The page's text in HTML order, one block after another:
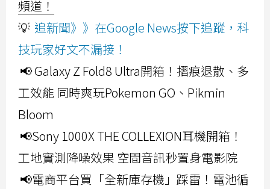
頻道！
💡 追新聞》》在Google News按下追蹤，科
技玩家好文不漏接！
📢 Galaxy Z Fold8 Ultra開箱！摺痕退散、多
工效能 同時爽玩Pokemon GO、Pikmin
Bloom
📢Sony 1000X THE COLLEXION耳機開箱！
工地實測降噪效果 空間音訊秒置身電影院
📢電商平台買「全新庫存機」踩雷！電池循